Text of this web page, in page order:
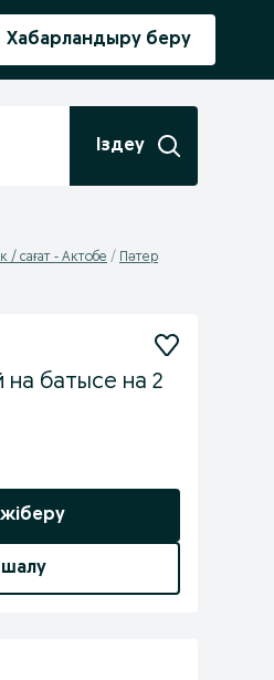
Хабарландыру беру
Іздеу
/ сағат - Актобе
Пәтер
на батысе на 2